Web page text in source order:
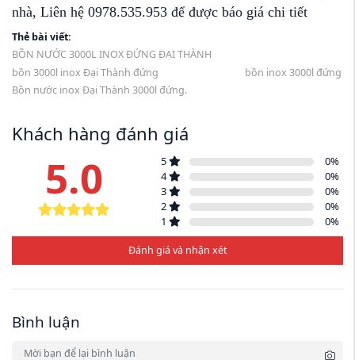
nhà, Liên hệ 0978.535.953 để được báo giá chi tiết
Thẻ bài viết:
BỒN NƯỚC 3000L INOX ĐỨNG ĐẠI THÀNH
bồn 3000l inox Đại Thành đứng
bồn inox 3000l đứng
Bồn nước inox Đại Thành 3000l đứng.
Khách hàng đánh giá
5.0 5 0%
4
0%
3
0%
2
0%
1
0%
Đánh giá và nhận xét
Bình luận